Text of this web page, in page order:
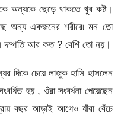
ছেড়ে থাকতে খুব কষ্ট।
অন্য একজনের শরীরে৷ মন তো
দম্পতি আর কত ? বেশি তো নয়।
দিকে চেয়ে লাজুক হাসি হাসলেন
হয় , ওঁরা সংবর্ধনা পেয়েছেন
বছর আড়াই আগেও যাঁরা বেঁচে